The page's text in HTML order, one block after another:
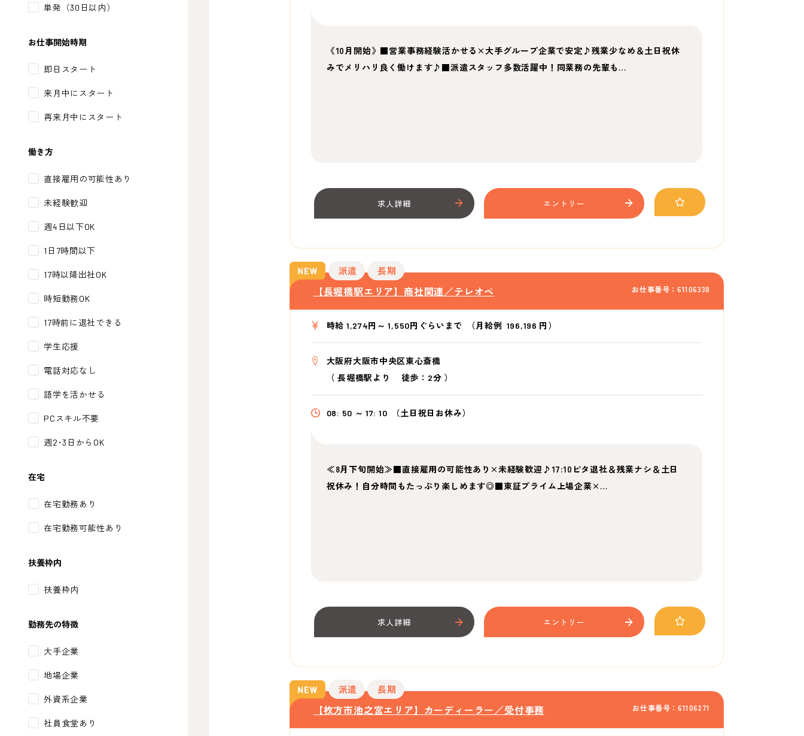
単発（30日以内）
お仕事開始時期
即日スタート
来月中にスタート
再来月中にスタート
働き方
直接雇用の可能性あり
未経験歓迎
週4日以下OK
1日7時間以下
17時以降出社OK
時短勤務OK
17時前に退社できる
学生応援
電話対応なし
語学を活かせる
PCスキル不要
週2･3日からOK
在宅
在宅勤務あり
在宅勤務可能性あり
扶養枠内
扶養枠内
勤務先の特徴
大手企業
地場企業
外資系企業
社員食堂あり
《10月開始》■営業事務経験活かせる×大手グループ企業で安定♪残業少なめ＆土日祝休
みでメリハリ良く働けます♪■派遣スタッフ多数活躍中！同業務の先輩も…
求人詳細 エントリー
お仕事番号：61106338
派遣 長期
【長堀橋駅エリア】商社関連／テレオペ
時給 1,274円～ 1,550円ぐらいまで （月給例 196,196 円）
大阪府大阪市中央区東心斎橋
（長堀橋駅より 徒歩：2分 ）
08: 50 ～ 17: 10 （土日祝日お休み）
≪8月下旬開始≫■直接雇用の可能性あり×未経験歓迎♪17:10ピタ退社＆残業ナシ＆土日
祝休み！自分時間もたっぷり楽しめます◎■東証プライム上場企業×…
求人詳細 エントリー
お仕事番号：61106271
派遣 長期
【枚方市池之宮エリア】カーディーラー／受付事務